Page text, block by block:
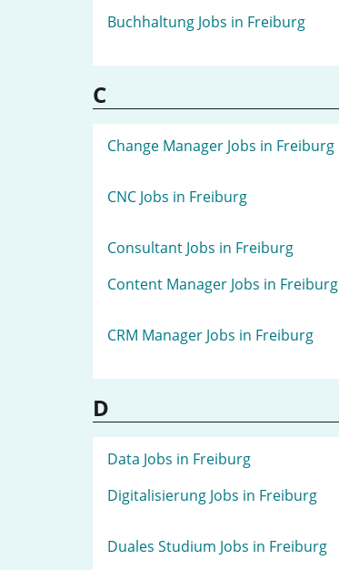
Buchhaltung Jobs in Freiburg
C
Change Manager Jobs in Freiburg
CNC Jobs in Freiburg
Consultant Jobs in Freiburg
Content Manager Jobs in Freiburg
CRM Manager Jobs in Freiburg
D
Data Jobs in Freiburg
Digitalisierung Jobs in Freiburg
Duales Studium Jobs in Freiburg